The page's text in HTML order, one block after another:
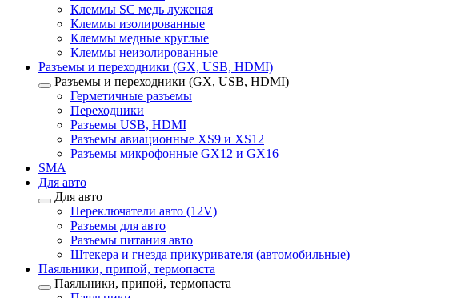
Клеммы SC медь луженая
Клеммы изолированные
Клеммы медные круглые
Клеммы неизолированные
Разъемы и переходники (GX, USB, HDMI)
Разъемы и переходники (GX, USB, HDMI)
Герметичные разъемы
Переходники
Разъемы USB, HDMI
Разъемы авиационные XS9 и XS12
Разъемы микрофонные GX12 и GX16
SMA
Для авто
Для авто
Переключатели авто (12V)
Разъемы для авто
Разъемы питания авто
Штекера и гнезда прикуривателя (автомобильные)
Паяльники, припой, термопаста
Паяльники, припой, термопаста